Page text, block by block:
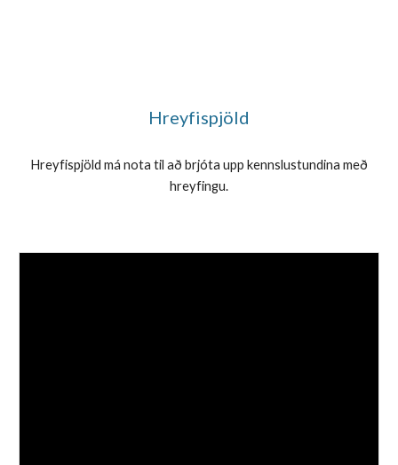
Hreyfispjöld
Hreyfispjöld má nota til að brjóta upp kennslustundina með
hreyfingu.